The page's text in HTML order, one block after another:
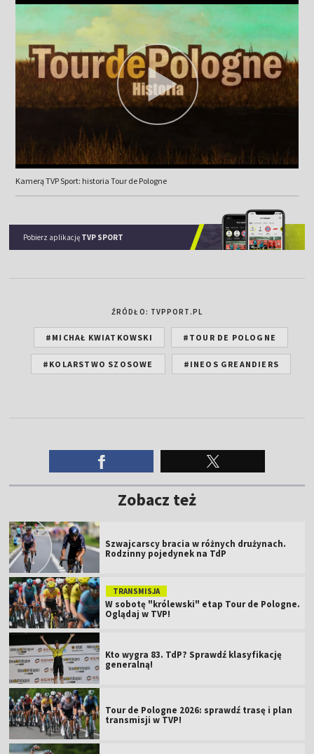
Kamerą TVP Sport: historia Tour de Pologne
Pobierz aplikację TVP SPORT
ŹRÓDŁO: TVPPORT.PL
#MICHAŁ KWIATKOWSKI #TOUR DE POLOGNE
#KOLARSTWO SZOSOWE #INEOS GREANDIERS
Zobacz też
Szwajcarscy bracia w różnych drużynach.
Rodzinny pojedynek na TdP
TRANSMISJA
W sobotę "królewski" etap Tour de Pologne.
Oglądaj w TVP!
Kto wygra 83. TdP? Sprawdź klasyfikację
generalną!
Tour de Pologne 2026: sprawdź trasę i plan
transmisji w TVP!